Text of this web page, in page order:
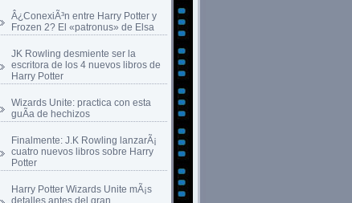
Â¿ConexiÃ³n entre Harry Potter y
Frozen 2? El «patronus» de Elsa
JK Rowling desmiente ser la
escritora de los 4 nuevos libros de
Harry Potter
Wizards Unite: practica con esta
guÃ­a de hechizos
Finalmente: J.K Rowling lanzarÃ¡
cuatro nuevos libros sobre Harry
Potter
Harry Potter Wizards Unite mÃ¡s
detalles antes del gran